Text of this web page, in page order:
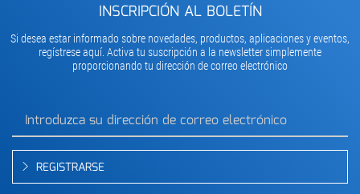
INSCRIPCIÓN AL BOLETÍN
Si desea estar informado sobre novedades, productos, aplicaciones y eventos,
regístrese aquí. Activa tu suscripción a la newsletter simplemente
proporcionando tu dirección de correo electrónico
REGISTRARSE